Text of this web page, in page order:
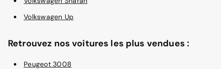
Volkswagen Up
Retrouvez nos voitures les plus vendues :
Peugeot 3008